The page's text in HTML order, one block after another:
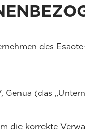
des
(das
die korrekte